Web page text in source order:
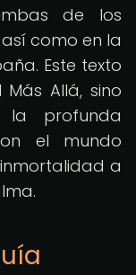
de los
como en la
Este texto
Allá, sino
la profunda
el mundo
a